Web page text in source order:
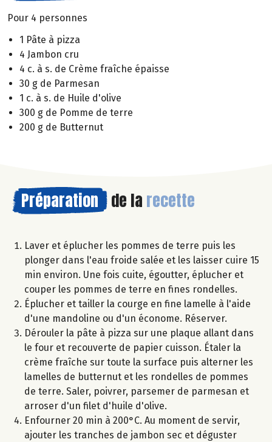
Pour 4 personnes
1 Pâte à pizza
4 Jambon cru
4 c. à s. de Crème fraîche épaisse
30 g de Parmesan
1 c. à s. de Huile d'olive
300 g de Pomme de terre
200 g de Butternut
Préparation de la recette
Laver et éplucher les pommes de terre puis les
plonger dans l'eau froide salée et les laisser cuire 15
min environ. Une fois cuite, égoutter, éplucher et
couper les pommes de terre en fines rondelles.
Éplucher et tailler la courge en fine lamelle à l'aide
d'une mandoline ou d'un économe. Réserver.
Dérouler la pâte à pizza sur une plaque allant dans
le four et recouverte de papier cuisson. Étaler la
crème fraîche sur toute la surface puis alterner les
lamelles de butternut et les rondelles de pommes
de terre. Saler, poivrer, parsemer de parmesan et
arroser d'un filet d'huile d'olive.
Enfourner 20 min à 200°C. Au moment de servir,
ajouter les tranches de jambon sec et déguster